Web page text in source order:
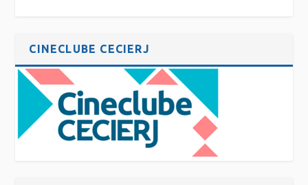
CINECLUBE CECIERJ